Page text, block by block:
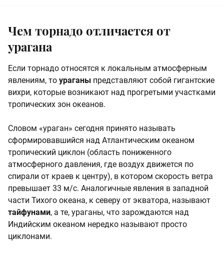
Чем торнадо отличается от
урагана
Если торнадо относятся к локальным атмосферным
явлениям, то ураганы представляют собой гигантские
вихри, которые возникают над прогретыми участками
тропических зон океанов.
Словом «ураган» сегодня принято называть
сформировавшийся над Атлантическим океаном
тропический циклон (область пониженного
атмосферного давления, где воздух движется по
спирали от краев к центру), в котором скорость ветра
превышает 33 м/с. Аналогичные явления в западной
части Тихого океана, к северу от экватора, называют
тайфунами, а те, ураганы, что зарождаются над
Индийским океаном нередко называют просто
циклонами.